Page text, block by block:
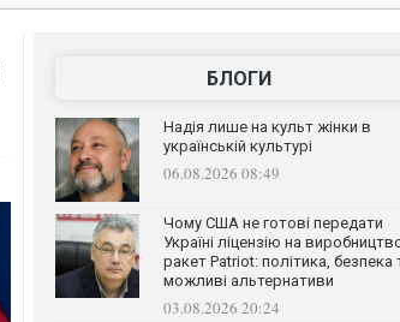
БЛОГИ
Надія лише на культ жінки в
українській культурі
06.08.2026 08:49
Чому США не готові передати
Україні ліцензію на
ракет Patriot: політика, безпека
можливі альтернативи
03.08.2026 20:24